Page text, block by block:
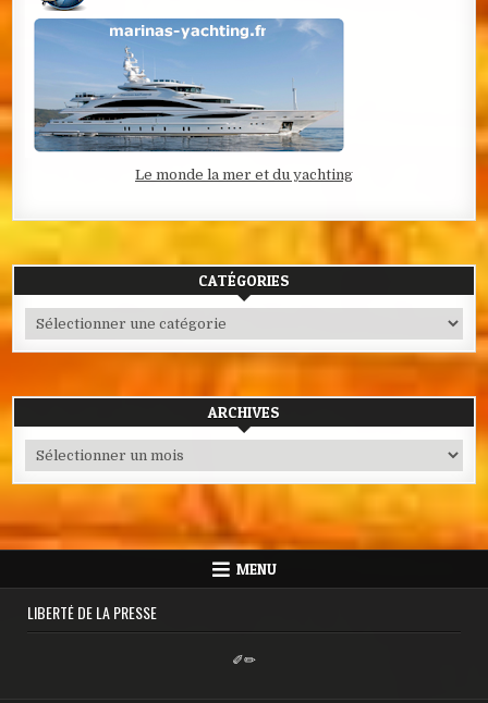
Le monde la mer et du yachting
CATÉGORIES
Catégories
ARCHIVES
Archives
MENU
LIBERTÉ DE LA PRESSE
✐✏